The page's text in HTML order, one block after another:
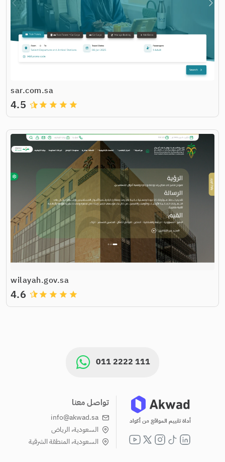
sar.com.sa
grade
grade
grade
grade
4.5
wilayah.gov.sa
grade
grade
grade
grade
4.6
011 2222 111
أداة تقييم المواقع من أكواد
تواصل معنا
info@akwad.sa
السعودية، الرياض
السعودية، المنطقة الشرقية